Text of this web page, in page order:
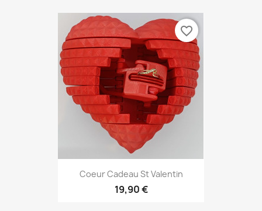
Coeur Cadeau St Valentin
19,90 €
favorite_border